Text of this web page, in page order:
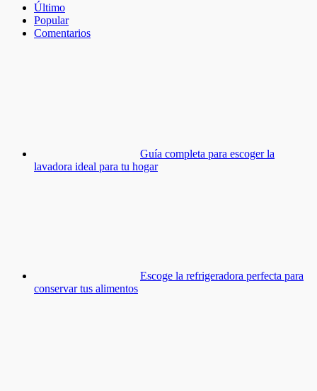
Último
Popular
Comentarios
Guía completa para escoger la
lavadora ideal para tu hogar
Escoge la refrigeradora perfecta para
conservar tus alimentos